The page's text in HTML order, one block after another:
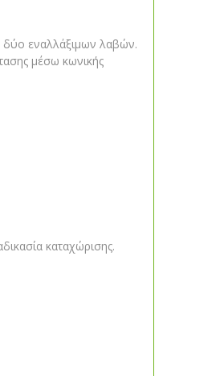
δύο εναλλάξιμων λαβών.
μέσω κωνικής
καταχώρισης.